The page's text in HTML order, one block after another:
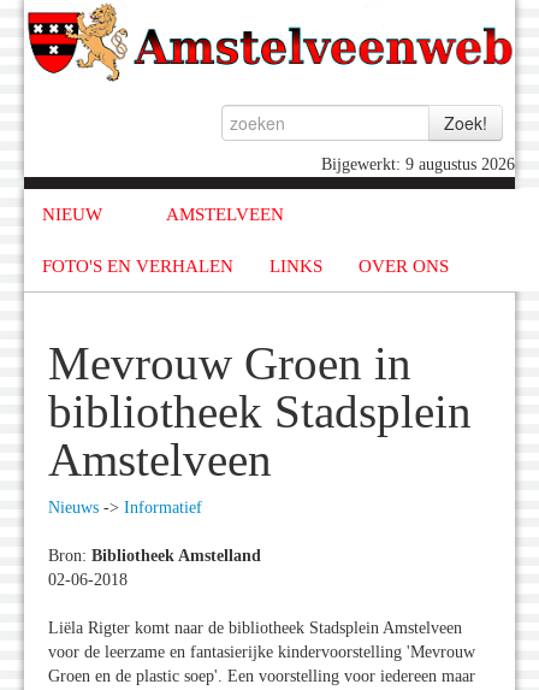
Bijgewerkt: 9 augustus 2026
NIEUW AMSTELVEEN
FOTO'S EN VERHALEN LINKS OVER ONS
Mevrouw Groen in
bibliotheek Stadsplein
Amstelveen
Nieuws -> Informatief
Bron: Bibliotheek Amstelland
02-06-2018
Liëla Rigter komt naar de bibliotheek Stadsplein Amstelveen
voor de leerzame en fantasierijke kindervoorstelling 'Mevrouw
Groen en de plastic soep'. Een voorstelling voor iedereen maar